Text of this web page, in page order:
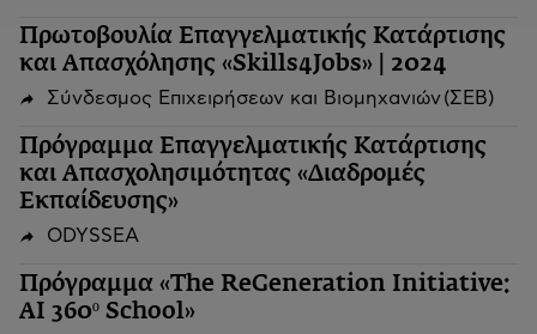
Πρωτοβουλία Επαγγελματικής Κατάρτισης
και Απασχόλησης «Skills4Jobs» | 2024
Σύνδεσμος Επιχειρήσεων και Βιομηχανιών (ΣΕΒ)
Πρόγραμμα Επαγγελματικής Κατάρτισης
και Απασχολησιμότητας «Διαδρομές
Εκπαίδευσης»
ODYSSEA
Πρόγραμμα «The ReGeneration Initiative:
AI 360º School»